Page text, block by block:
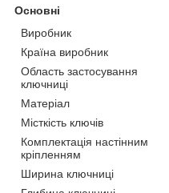
Основні
Виробник
Країна виробник
Область застосування
ключниці
Матеріал
Місткість ключів
Комплектація настінним
кріпленням
Ширина ключниці